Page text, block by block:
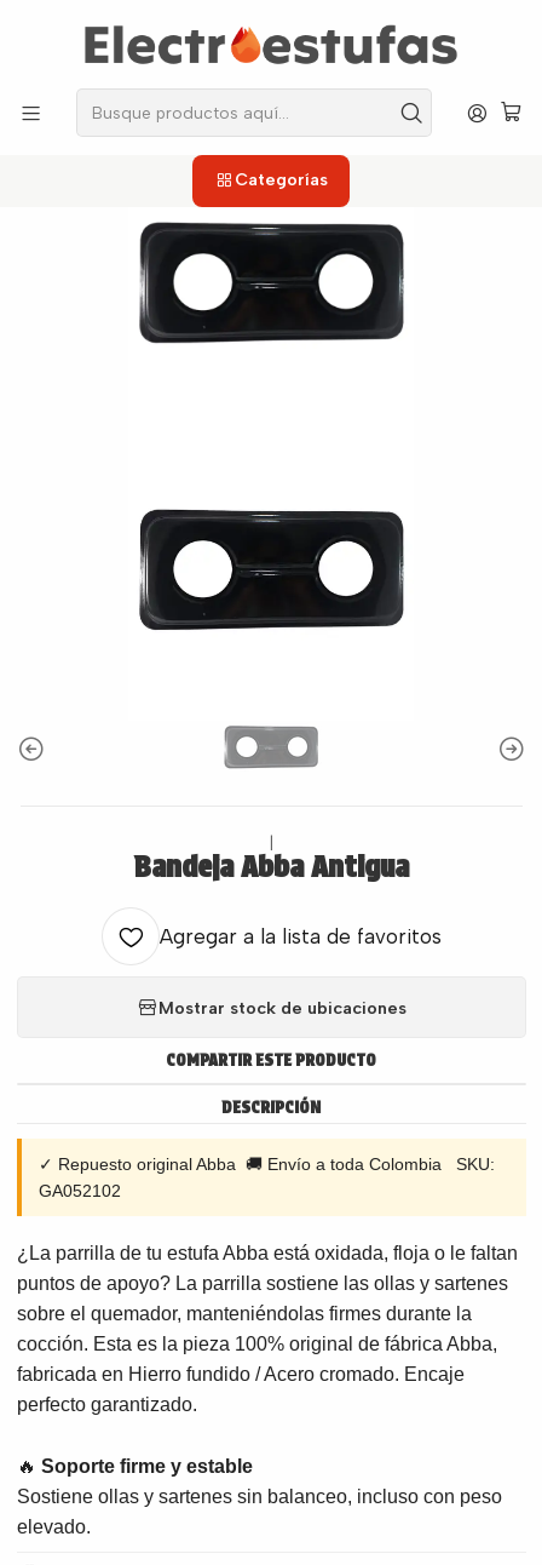
Categorías
los repuestos que necesitas, sin salir de casa!
Bandeja Abba Antigua
Agregar a la lista de favoritos
Mostrar stock de ubicaciones
COMPARTIR ESTE PRODUCTO
DESCRIPCIÓN
✓ Repuesto original Abba 🚚 Envío a toda Colombia SKU:
GA052102
¿La parrilla de tu estufa Abba está oxidada, floja o le faltan
puntos de apoyo? La parrilla sostiene las ollas y sartenes
sobre el quemador, manteniéndolas firmes durante la
cocción. Esta es la pieza 100% original de fábrica Abba,
fabricada en Hierro fundido / Acero cromado. Encaje
perfecto garantizado.
🔥 Soporte firme y estable
Sostiene ollas y sartenes sin balanceo, incluso con peso
elevado.